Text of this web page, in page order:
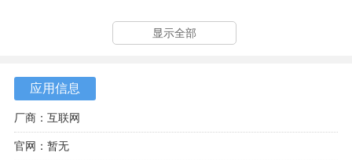
供了充满张力的舞台。
2、角色包含时空穿梭者、原住民和被囚禁的上古存在，三方
互动构成了剧情。
显示全部
应用信息
厂商：互联网
官网：暂无